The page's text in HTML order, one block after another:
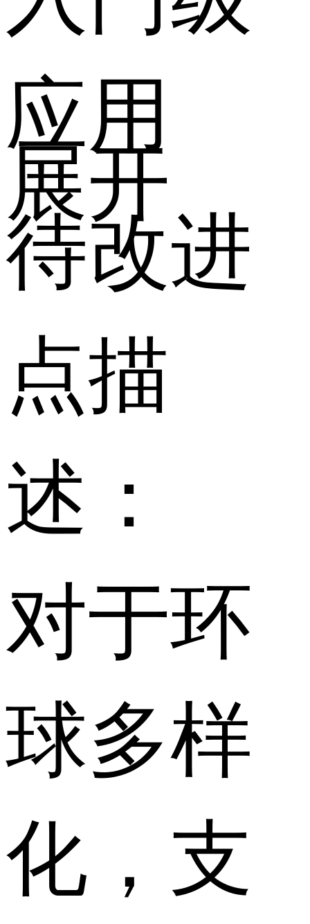
应用
展开
待改进
点描
述：
对于环
球多样
化，支